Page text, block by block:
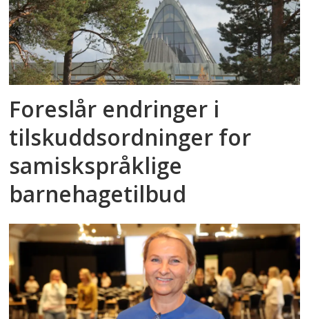
Foreslår endringer i
tilskuddsordninger for
samiskspråklige
barnehagetilbud